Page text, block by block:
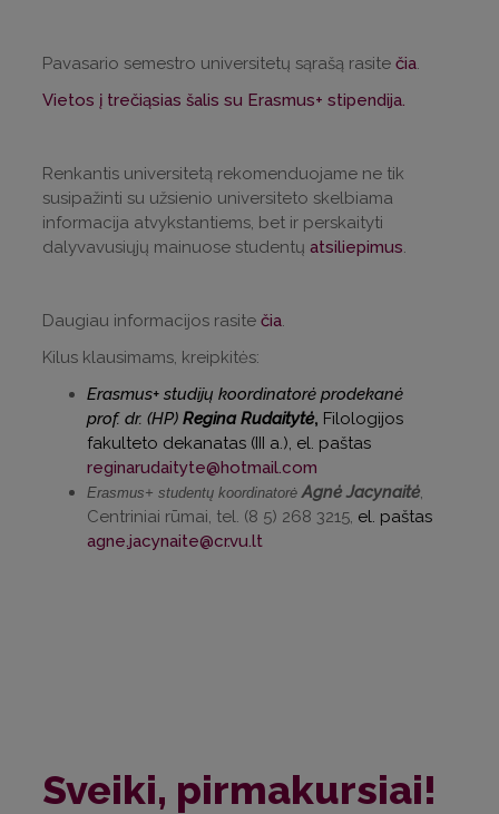
Pavasario semestro universitetų sąrašą rasite čia.
Vietos į trečiąsias šalis su Erasmus+ stipendija.
Renkantis universitetą rekomenduojame ne tik
susipažinti su užsienio universiteto skelbiama
informacija atvykstantiems, bet ir perskaityti
dalyvavusiųjų mainuose studentų atsiliepimus.
Daugiau informacijos rasite čia.
Kilus klausimams, kreipkitės:
Erasmus+ studijų koordinatorė prodekanė
prof. dr. (HP) Regina Rudaitytė, Filologijos
fakulteto dekanatas (III a.), el. paštas
reginarudaityte@hotmail.com
Erasmus+ studentų koordinatorėAgnė Jacynaitė,
Centriniai rūmai, tel. (8 5) 268 3215, el. paštas
agne.jacynaite@cr.vu.lt
Sveiki, pirmakursiai!